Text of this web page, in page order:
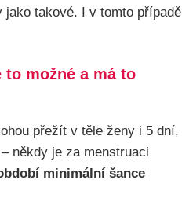
jako takové. I v tomto případě
to možné a má to
přežít v těle ženy i 5 dní,
někdy je za menstruaci
minimální šance